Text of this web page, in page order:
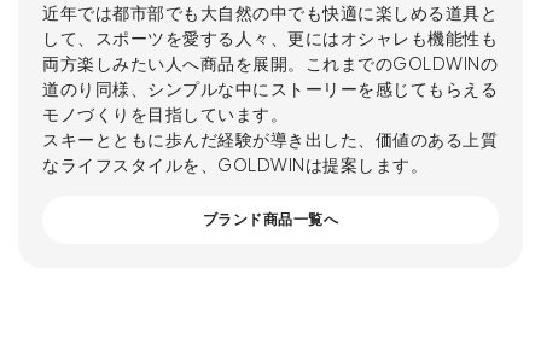
近年では都市部でも大自然の中でも快適に楽しめる道具と
して、スポーツを愛する人々、更にはオシャレも機能性も
両方楽しみたい人へ商品を展開。これまでのGOLDWINの
道のり同様、シンプルな中にストーリーを感じてもらえる
モノづくりを目指しています。
スキーとともに歩んだ経験が導き出した、価値のある上質
なライフスタイルを、GOLDWINは提案します。
ブランド商品一覧へ